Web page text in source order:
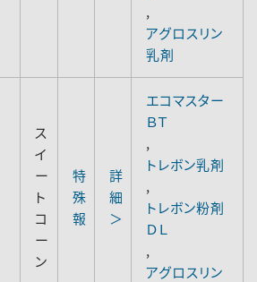
,
アグロスリン
乳剤
ス
イ
ー
ト
コ
ー
ン
特
殊
報
詳
細
＞
エコマスター
ＢＴ
,
トレボン乳剤
,
トレボン粉剤
ＤＬ
,
アグロスリン